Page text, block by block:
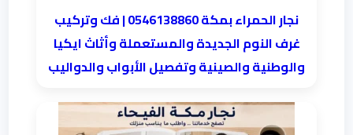
نجار الحمراء بمكة 0546138860⁩ | فك وتركيب
غرف النوم الجديدة والمستعملة وأثاث ايكيا
والوطنية والصينية وتفصيل الأبواب والدواليب